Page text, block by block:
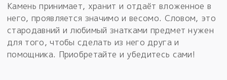
Камень принимает, хранит и отдаёт вложенное в
него, проявляется значимо и весомо. Словом, это
стародавний и любимый знатками предмет нужен
для того, чтобы сделать из него друга и
помощника. Приобретайте и убедитесь сами!